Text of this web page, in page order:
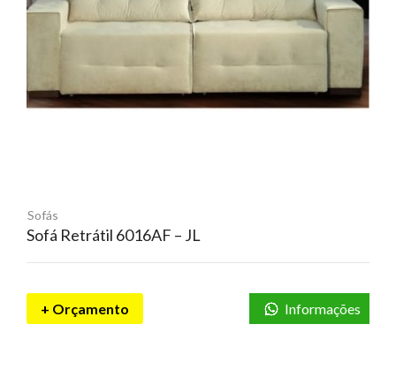
Sofás
Sofá Retrátil 6016AF – JL
+ Orçamento Informações